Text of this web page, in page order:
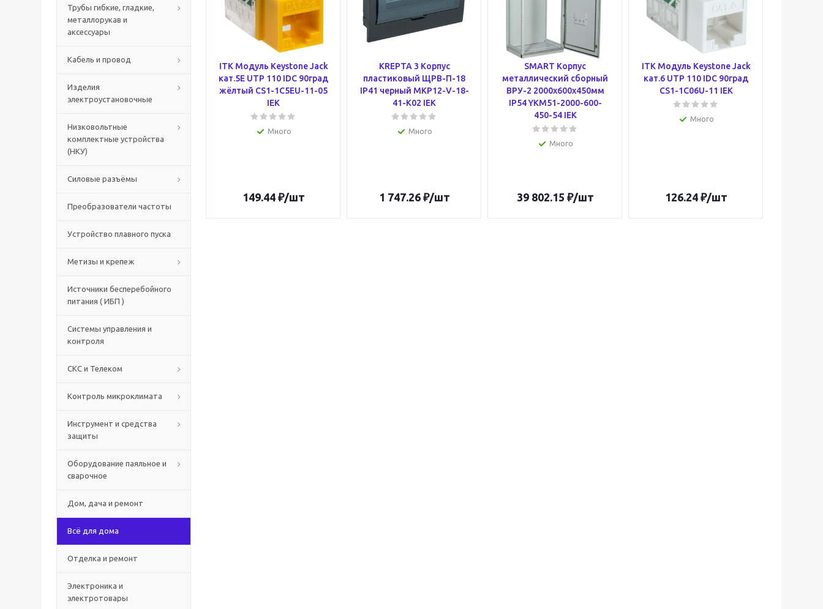
Трубы гибкие, гладкие,
металлорукав и
аксессуары
Кабель и провод
Изделия
электроустановочные
Низковольтные
комплектные устройства
(НКУ)
Силовые разъёмы
Преобразователи частоты
Устройство плавного пуска
Метизы и крепеж
Источники бесперебойного
питания ( ИБП )
Системы управления и
контроля
СКС и Телеком
Контроль микроклимата
Инструмент и средства
защиты
Оборудование паяльное и
сварочное
Дом, дача и ремонт
Всё для дома
Отделка и ремонт
Электроника и
электротовары
ITK Модуль Keystone Jack
кат.5E UTP 110 IDC 90град
жёлтый CS1-1C5EU-11-05
IEK
Много
149.44₽/шт
KREPTA 3 Корпус
пластиковый ЩРВ-П-18
IP41 черный MKP12-V-18-
41-K02 IEK
Много
1 747.26₽/шт
SMART Корпус
металлический сборный
ВРУ-2 2000х600х450мм
IP54 YKM51-2000-600-
450-54 IEK
Много
39 802.15 ₽/шт
ITK Модуль Keystone Jack
кат.6 UTP 110 IDC 90град
CS1-1C06U-11 IEK
Много
126.24₽/шт